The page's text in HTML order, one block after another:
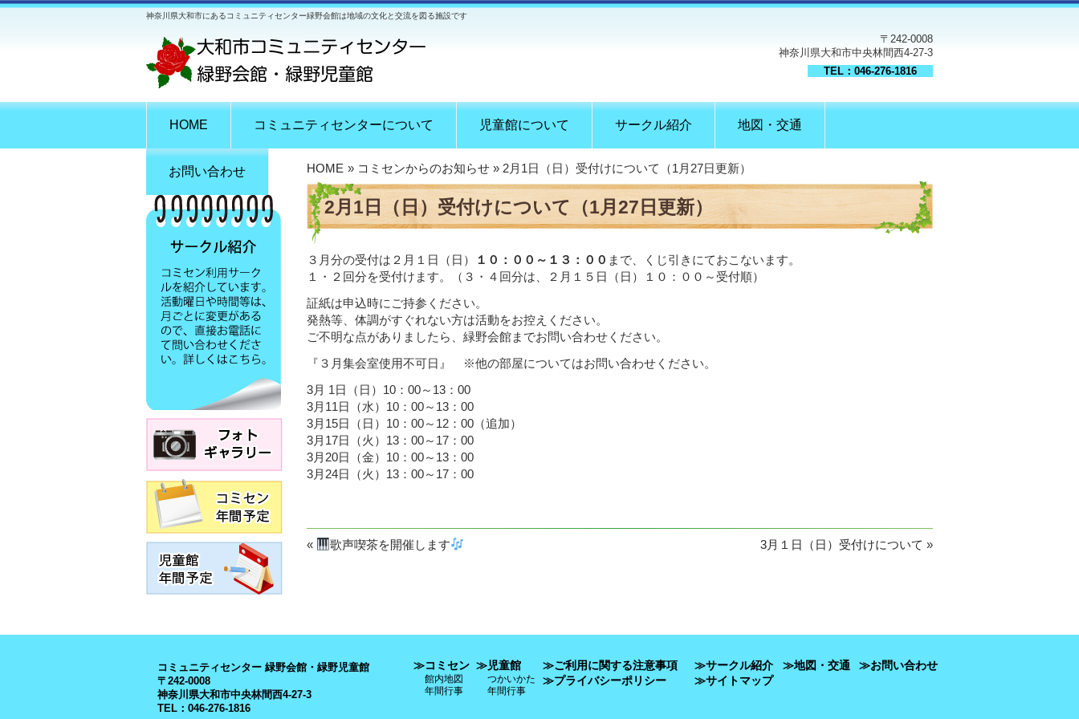
神奈川県大和市にあるコミュニティセンター緑野会館は地域の文化と交流を図る施設です
〒242-0008
神奈川県大和市中央林間西4-27-3
TEL：046-276-1816
HOME コミュニティセンターについて 児童館について サークル紹介 地図・交通
お問い合わせ HOME » コミセンからのお知らせ » 2月1日（日）受付けについて（1月27日更新）
2月1日（日）受付けについて（1月27日更新）
３月分の受付は２月１日（日） １０：００～１３：００ まで、くじ引きにておこないます。
１・２回分を受付けます。（３・４回分は、２月１５日（日）１０：００～受付順）
証紙は申込時にご持参ください。
発熱等、体調がすぐれない方は活動をお控えください。
ご不明な点がありましたら、緑野会館までお問い合わせください。
『３月集会室使用不可日』 ※他の部屋についてはお問い合わせください。
3月 1日（日）10：00～13：00
3月11日（水）10：00～13：00
3月15日（日）10：00～12：00（追加）
3月17日（火）13：00～17：00
3月20日（金）10：00～13：00
3月24日（火）13：00～17：00
« 歌声喫茶を開催します 3月１日（日）受付けについて »
コミュニティセンター 緑野会館・緑野児童館
〒242-0008
神奈川県大和市中央林間西4-27-3
TEL：046-276-1816
≫コミセン
館内地図
年間行事
≫児童館
つかいかた
年間行事
≫ご利用に関する注意事項
≫プライバシーポリシー
≫サークル紹介
≫サイトマップ
≫地図・交通 ≫お問い合わせ